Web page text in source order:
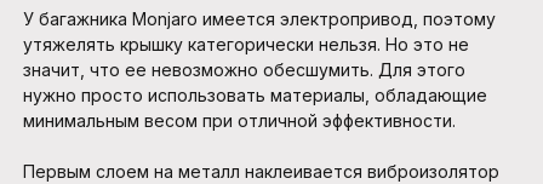
У багажника Monjaro имеется электропривод, поэтому
утяжелять крышку категорически нельзя. Но это не
значит, что ее невозможно обесшумить. Для этого
нужно просто использовать материалы, обладающие
минимальным весом при отличной эффективности.
Первым слоем на металл наклеивается виброизолятор